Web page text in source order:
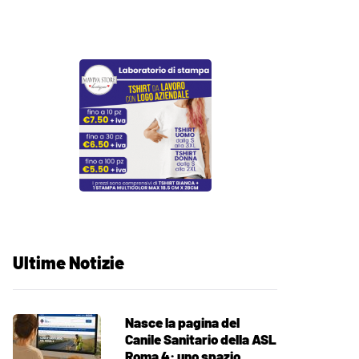
Ultime Notizie
Nasce la pagina del
Canile Sanitario della ASL
Roma 4: uno spazio